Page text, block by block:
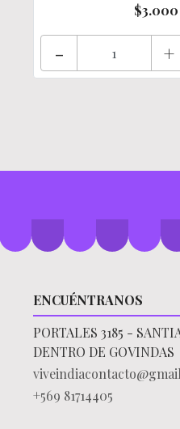
$3.000
- +
ENCUÉNTRANOS
PORTALES 3185 -
DENTRO DE GOVINDAS
+569 81714405